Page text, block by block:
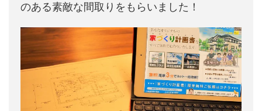
のある素敵な間取りをもらいました！